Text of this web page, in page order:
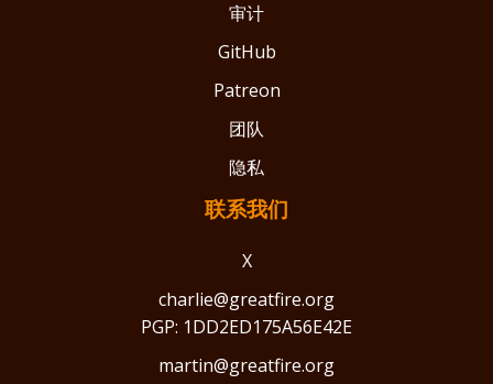
审计
GitHub
Patreon
团队
隐私
联系我们
X
charlie@greatfire.org
PGP: 1DD2ED175A56E42E
martin@greatfire.org